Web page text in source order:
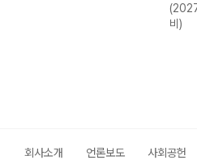
비)
회사소개 언론보도 사회공헌